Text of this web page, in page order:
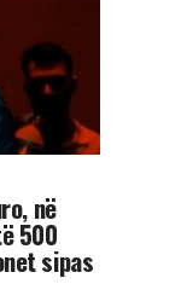
në
500
sipas